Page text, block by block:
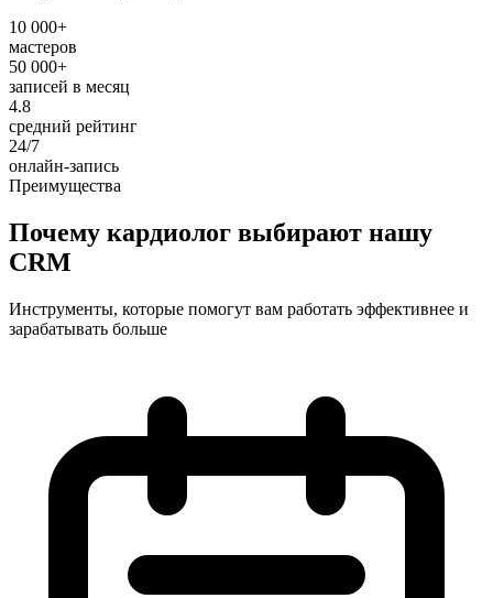
10 000+
мастеров
50 000+
записей в месяц
4.8
средний рейтинг
24/7
онлайн-запись
Преимущества
Почему кардиолог выбирают нашу
CRM
Инструменты, которые помогут вам работать эффективнее и
зарабатывать больше